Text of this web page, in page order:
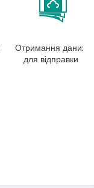
Отримання даних
для відправки